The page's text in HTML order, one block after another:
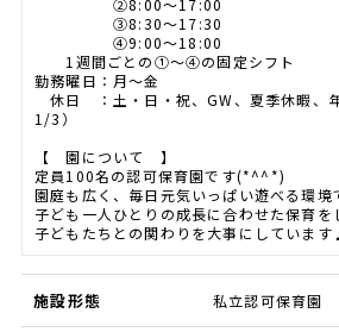
②8:00～17:00
③8:30～17:30
④9:00～18:00
1週間ごとの①～④の固定シフト
勤務曜日：月～金
休日 ：土・日・祝、GW、夏季休暇、
1/3）
【 園について 】
定員100名の認可保育園です(*^^*)
園庭も広く、毎日元気いっぱい遊べる環境
子ども一人ひとりの成長に合わせた保育を
子どもたちとの関わりを大事にしています
施設形態 私立認可保育園